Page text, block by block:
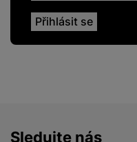
Sledujte nás